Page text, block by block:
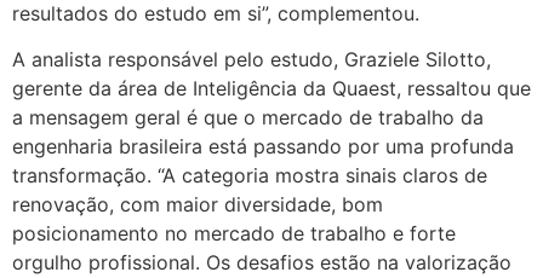
resultados do estudo em si”, complementou.
A analista responsável pelo estudo, Graziele Silotto,
gerente da área de Inteligência da Quaest, ressaltou que
a mensagem geral é que o mercado de trabalho da
engenharia brasileira está passando por uma profunda
transformação. “A categoria mostra sinais claros de
renovação, com maior diversidade, bom
posicionamento no mercado de trabalho e forte
orgulho profissional. Os desafios estão na valorização